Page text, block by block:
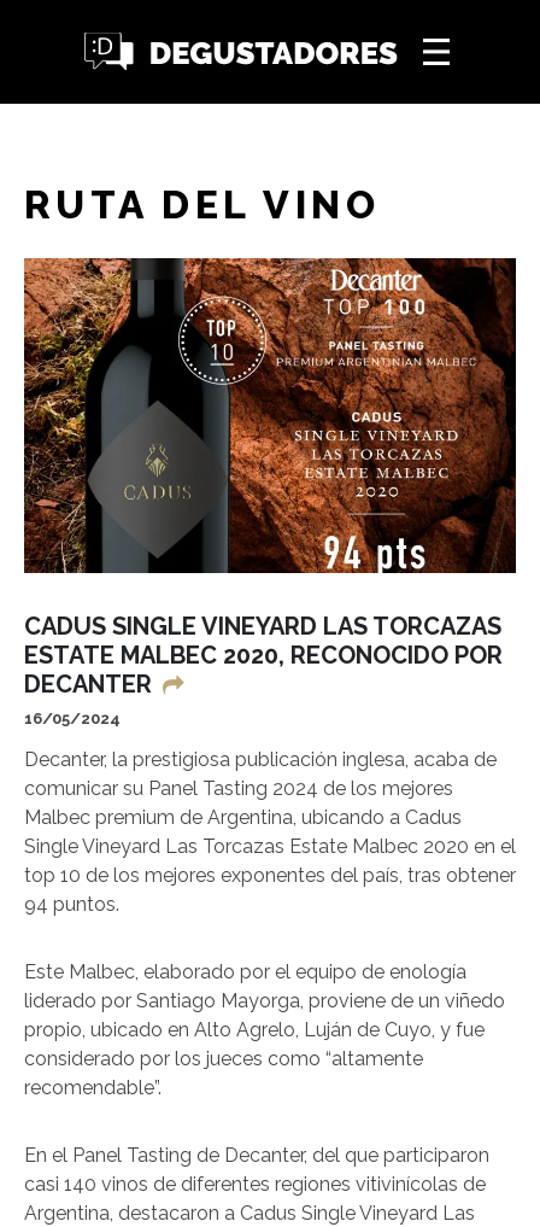
RUTA DEL VINO
CADUS SINGLE VINEYARD LAS TORCAZAS
ESTATE MALBEC 2020, RECONOCIDO POR
DECANTER
16/05/2024
Decanter, la prestigiosa publicación inglesa, acaba de
comunicar su Panel Tasting 2024 de los mejores
Malbec premium de Argentina, ubicando a Cadus
Single Vineyard Las Torcazas Estate Malbec 2020 en el
top 10 de los mejores exponentes del país, tras obtener
94 puntos.
Este Malbec, elaborado por el equipo de enología
liderado por Santiago Mayorga, proviene de un viñedo
propio, ubicado en Alto Agrelo, Luján de Cuyo, y fue
considerado por los jueces como “altamente
recomendable”.
En el Panel Tasting de Decanter, del que participaron
casi 140 vinos de diferentes regiones vitivinícolas de
Argentina, destacaron a Cadus Single Vineyard Las